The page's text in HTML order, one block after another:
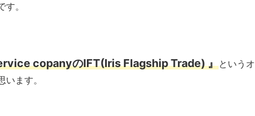
。
copanyのIFT(Iris Flagship Trade) 』というオ
ます。